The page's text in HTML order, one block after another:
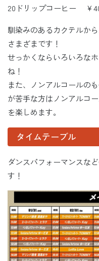
20ドリップコーヒー ￥
馴染みのあるカクテルか
さまざまです！
せっかくならいろいろな
ね！
また、ノンアルコールの
が苦手な方はノンアルコ
を楽しめます。
タイムテーブル
ダンスパフォーマンスな
す！